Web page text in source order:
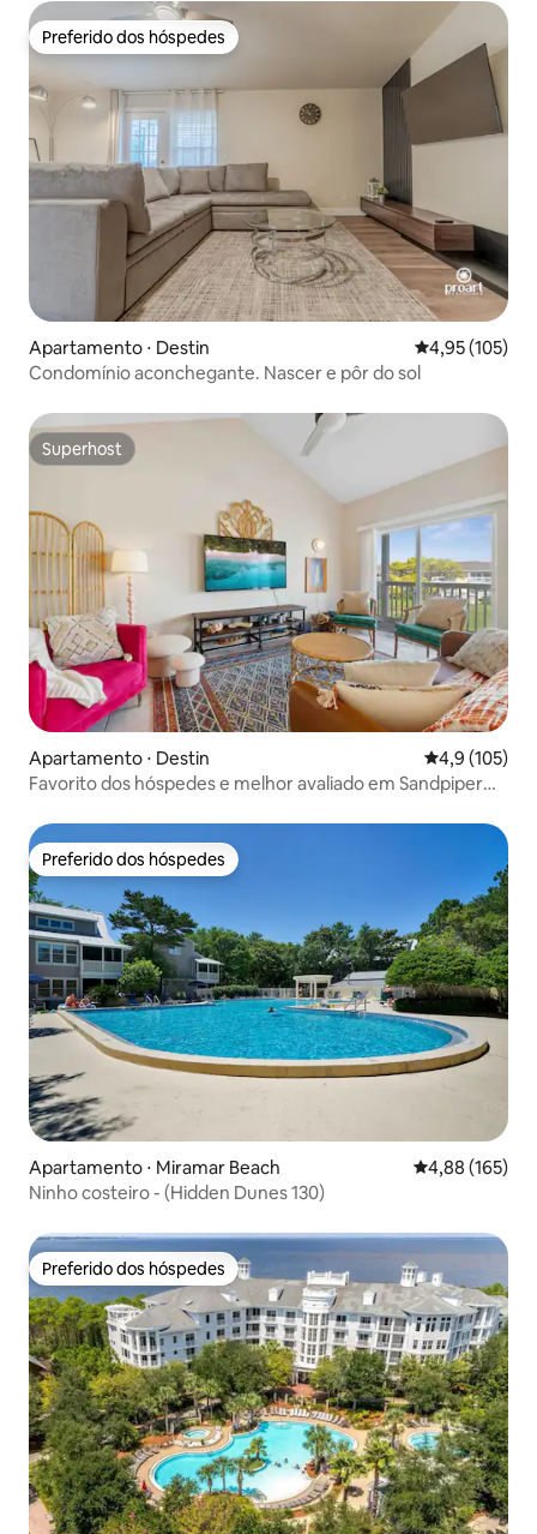
Preferido dos hóspedes
Preferido dos hóspedes
Apartamento ⋅ Destin 4,95 de uma
4,95 (105)
Condomínio aconchegante. Nascer e pôr do sol
Superhost
Superhost
Apartamento ⋅ Destin 4,9 de uma
4,9 (105)
Favorito dos hóspedes e melhor avaliado em Sandpiper
Preferido dos hóspedes
Preferido dos hóspedes
Apartamento ⋅ Miramar Beach 4,88 de uma
4,88 (165)
Ninho costeiro - (Hidden Dunes 130)
Preferido dos hóspedes
Preferido dos hóspedes